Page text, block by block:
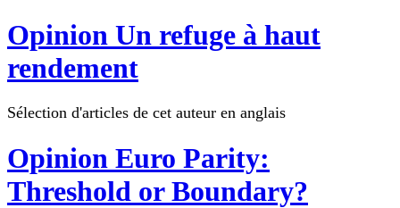
Opinion Un refuge à haut
rendement
Sélection d'articles de cet auteur en anglais
Opinion Euro Parity:
Threshold or Boundary?